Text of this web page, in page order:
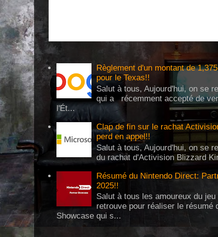
Règlement d'un montant de
pour le Texas!!
Salut à tous, Aujourd'hui, on se
qui a récemment accepté de
l'Ét...
Clap de fin sur le rachat
perd en appel!!
Salut à tous, Aujourd'hui, on se
du rachat d'Activision Blizzard
Résumé du Nintendo Direct:
2025!!
Salut à tous les amoureux du
retrouve pour réaliser le résumé
Showcase qui s...